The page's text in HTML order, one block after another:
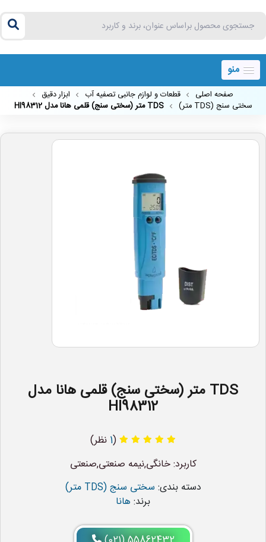
منو
صفحه اصلی قطعات و لوازم جانبی تصفیه آب
ابزار دقیق
سختی سنج (TDS متر)
TDS متر (سختی سنج) قلمی هانا مدل HI98312
TDS متر (سختی سنج) قلمی هانا مدل
HI98312
(
1 نظر)
کاربرد: خانگی,نیمه صنعتی,صنعتی
دسته بندی: سختی سنج (TDS متر)
برند: هانا